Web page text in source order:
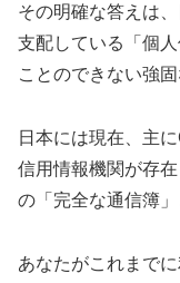
その明確な答えは
支配している「個
ことのできない強
日本には現在、主
信用情報機関が存
の「完全な通信簿
あなたがこれまで